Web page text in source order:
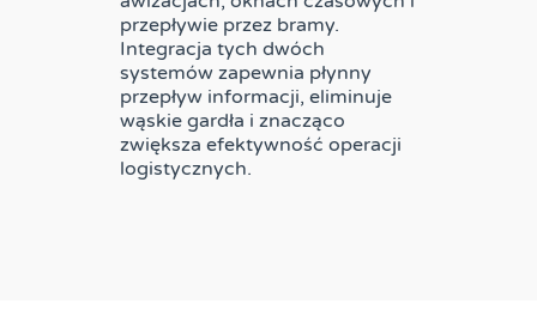
przepływie przez bramy.
Integracja tych dwóch
systemów zapewnia płynny
przepływ informacji, eliminuje
wąskie gardła i znacząco
zwiększa efektywność operacji
logistycznych.